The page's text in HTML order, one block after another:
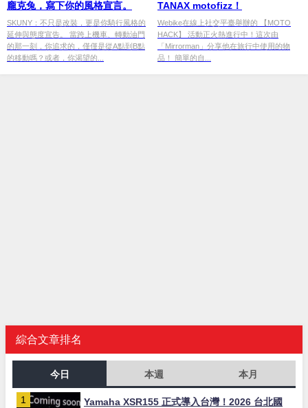
龐克兔，寫下你的風格宣言。
SKUNY：不只是改裝，更是你騎行風格的
延伸與態度宣告。 當跨上機車、轉動油門
的那一刻，你追求的，僅僅是從A點到B點
的移動嗎？或者，你渴望的...
TANAX motofizz！
Webike在線上社交平臺舉辦的 【MOTO
HACK】 活動正火熱進行中！這次由
「Mirrorman」分享他在旅行中使用的物
品！ 簡單的自...
綜合文章排名
今日 本週 本月
Yamaha XSR155 正式導入台灣！2026 台北國